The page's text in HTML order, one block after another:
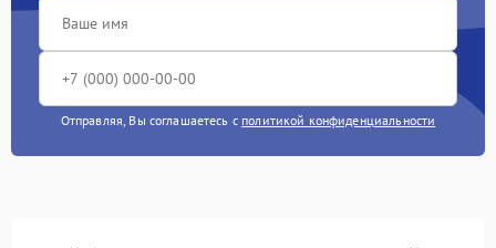
Отправляя, Вы соглашаетесь с политикой конфиденциальности